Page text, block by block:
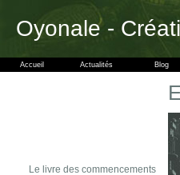
Oyonale -
Accueil Actualités Blog
Le livre des commencements